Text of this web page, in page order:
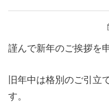
謹んで新年のご挨拶を
旧年中は格別のご引立
す。